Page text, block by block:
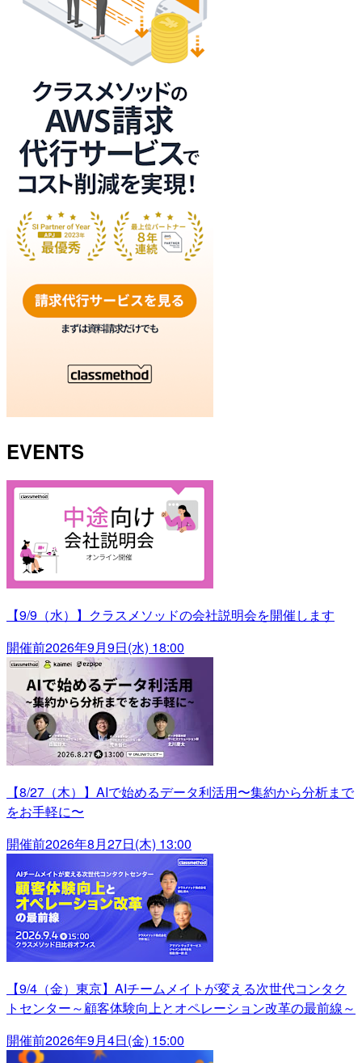
EVENTS
【9/9（水）】クラスメソッドの会社説明会を開催します
開催前2026年9月9日(水) 18:00
【8/27（木）】AIで始めるデータ利活用〜集約から分析まで
をお手軽に〜
開催前2026年8月27日(木) 13:00
【9/4（金）東京】AIチームメイトが変える次世代コンタク
トセンター～顧客体験向上とオペレーション改革の最前線～
開催前2026年9月4日(金) 15:00